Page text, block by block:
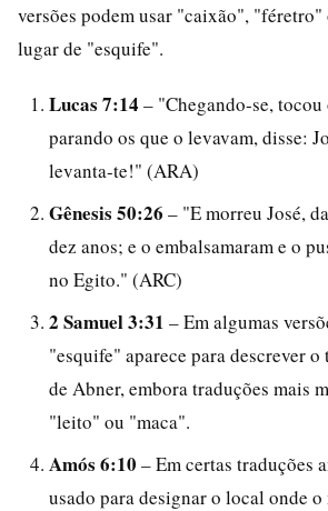
versões podem usar "caixão",
lugar de "esquife".
Lucas 7:14 – "Chegando-se, tocou
parando os que o levavam, disse:
levanta-te!" (ARA)
Gênesis 50:26 – "E morreu José,
dez anos; e o embalsamaram e o
no Egito." (ARC)
2 Samuel 3:31 – Em algumas
"esquife" aparece para descrever
de Abner, embora traduções mais
"leito" ou "maca".
Amós 6:10 – Em certas traduções
usado para designar o local onde